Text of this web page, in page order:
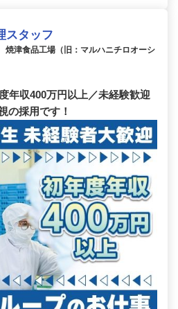
スタッフ
津食品工場（旧：マルハニチロオーシ
年収400万円以上／未経験歓迎
の採用です！